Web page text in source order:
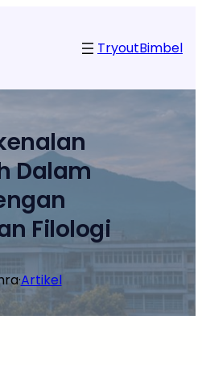
TryoutBimbel
Dalam
Filologi
·Artikel